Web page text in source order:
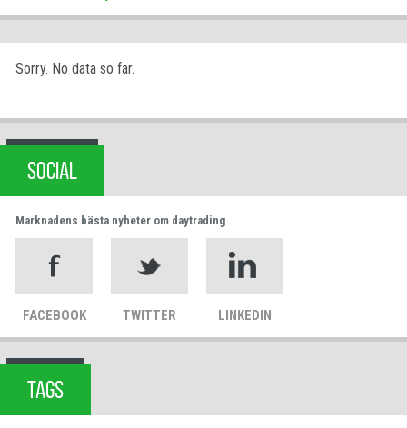
Sorry. No data so far.
SOCIAL
Marknadens bästa nyheter om daytrading
FACEBOOK TWITTER LINKEDIN
TAGS